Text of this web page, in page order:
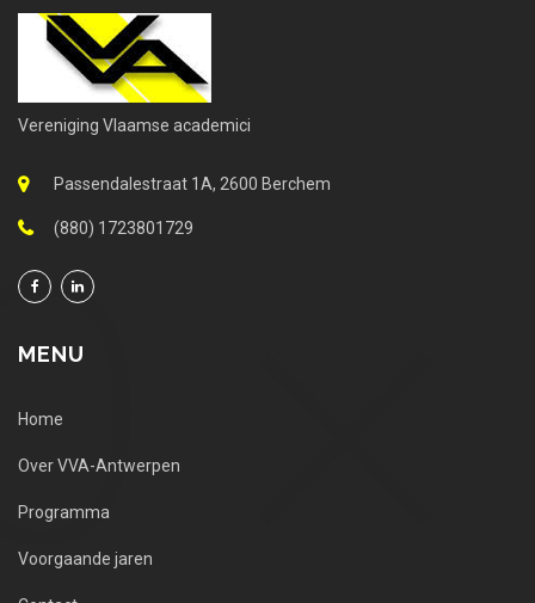
Vereniging Vlaamse academici
Passendalestraat 1A, 2600 Berchem
(880) 1723801729
MENU
Home
Over VVA-Antwerpen
Programma
Voorgaande jaren